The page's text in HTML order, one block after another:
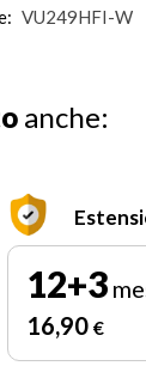
VU249HFI-W
anche:
12+3
16,90 €